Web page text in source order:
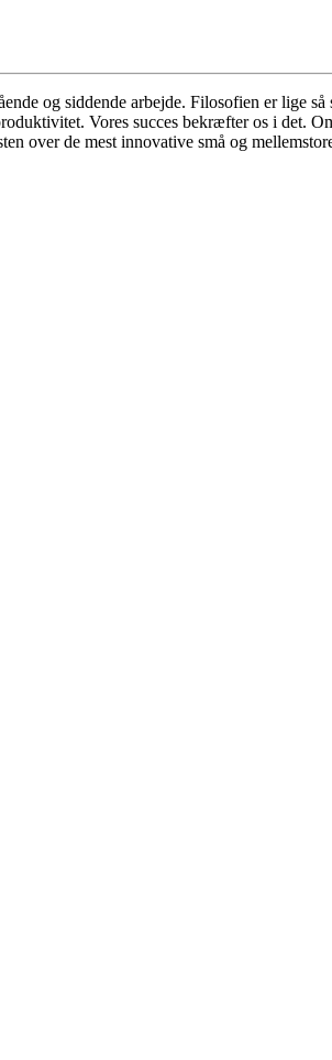
og siddende arbejde. Filosofien er lige
Vores succes bekræfter os i det.
over de mest innovative små og